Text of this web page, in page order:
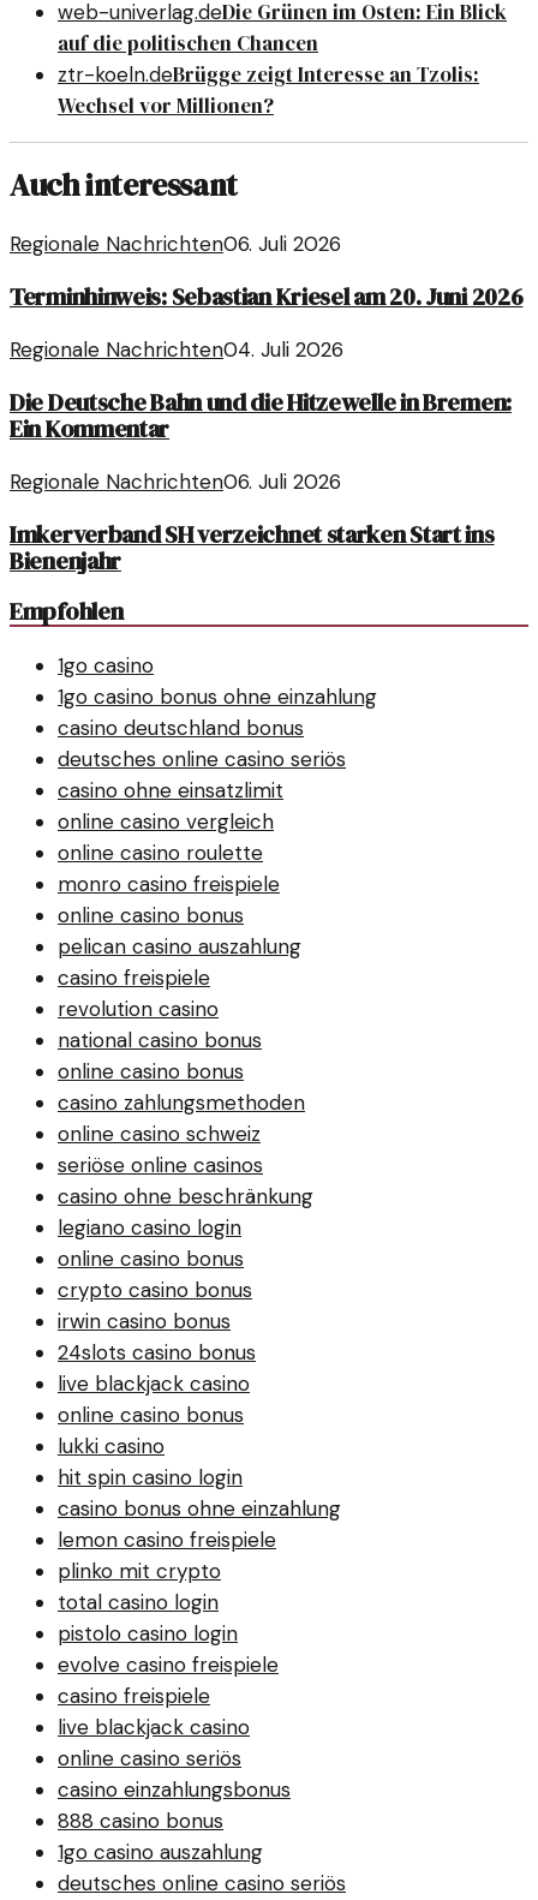
web-univerlag.deDie Grünen im Osten: Ein Blick
auf die politischen Chancen
ztr-koeln.deBrügge zeigt Interesse an Tzolis:
Wechsel vor Millionen?
Auch interessant
Regionale Nachrichten06. Juli 2026
Terminhinweis: Sebastian Kriesel am 20. Juni 2026
Regionale Nachrichten04. Juli 2026
Die Deutsche Bahn und die Hitzewelle in Bremen:
Ein Kommentar
Regionale Nachrichten06. Juli 2026
Imkerverband SH verzeichnet starken Start ins
Bienenjahr
Empfohlen
1go casino
1go casino bonus ohne einzahlung
casino deutschland bonus
deutsches online casino seriös
casino ohne einsatzlimit
online casino vergleich
online casino roulette
monro casino freispiele
online casino bonus
pelican casino auszahlung
casino freispiele
revolution casino
national casino bonus
online casino bonus
casino zahlungsmethoden
online casino schweiz
seriöse online casinos
casino ohne beschränkung
legiano casino login
online casino bonus
crypto casino bonus
irwin casino bonus
24slots casino bonus
live blackjack casino
online casino bonus
lukki casino
hit spin casino login
casino bonus ohne einzahlung
lemon casino freispiele
plinko mit crypto
total casino login
pistolo casino login
evolve casino freispiele
casino freispiele
live blackjack casino
online casino seriös
casino einzahlungsbonus
888 casino bonus
1go casino auszahlung
deutsches online casino seriös